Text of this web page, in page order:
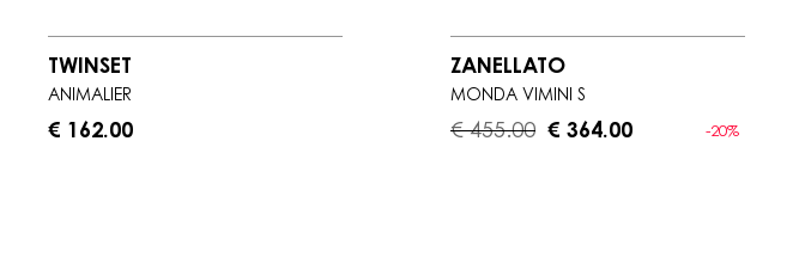
TWINSET
ANIMALIER
€ 162.00
ZANELLATO
MONDÀ VIMINI S
€ 455.00 -20%
€ 364.00